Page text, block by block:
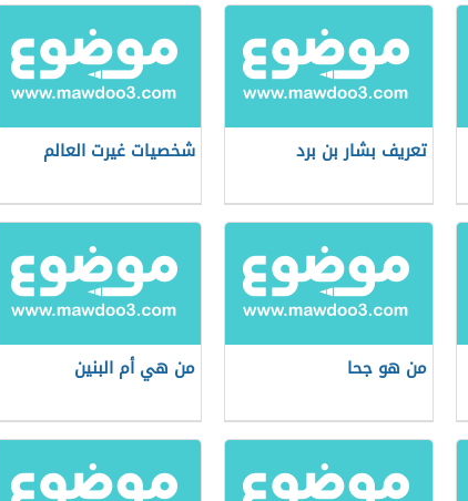
تعريف بشار بن برد شخصيات غيرت العالم
من هو جحا من هي أم البنين